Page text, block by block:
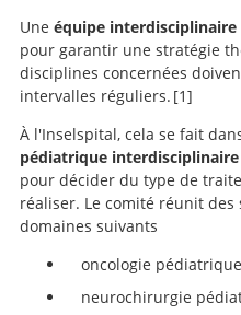
Une équipe
pour garantir une stratégie
disciplines concernées
intervalles réguliers. 1
10.3390/children9040498.
À l'Inselspital, cela se fait
pédiatrique interdisciplinaire
pour décider du type de
réaliser. Le comité réunit des
domaines suivants
oncologie pédiatrique
neurochirurgie